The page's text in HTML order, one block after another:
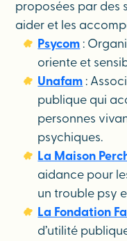
proposées par des
aider et les
Psycom :
oriente et
Unafam :
publique qui
personnes
psychiques.
La Maison
aidance pour
un trouble psy
La Fondation
d’utilité